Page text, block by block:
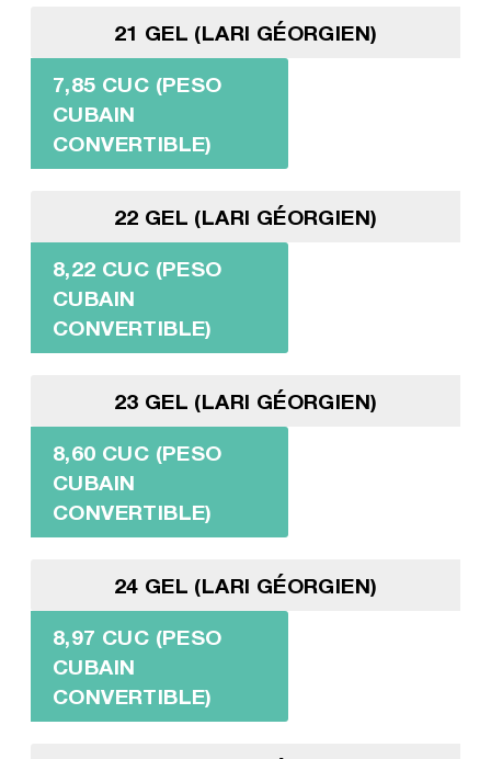
21 GEL (LARI GÉORGIEN)
7,85 CUC (PESO
CUBAIN
CONVERTIBLE)
22 GEL (LARI GÉORGIEN)
8,22 CUC (PESO
CUBAIN
CONVERTIBLE)
23 GEL (LARI GÉORGIEN)
8,60 CUC (PESO
CUBAIN
CONVERTIBLE)
24 GEL (LARI GÉORGIEN)
8,97 CUC (PESO
CUBAIN
CONVERTIBLE)